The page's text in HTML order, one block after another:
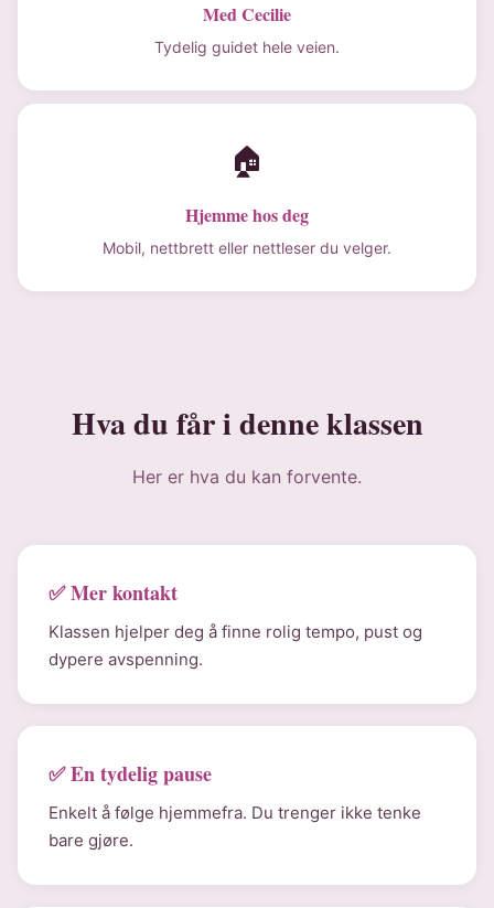
Med Cecilie
Tydelig guidet hele veien.
🏠
Hjemme hos deg
Mobil, nettbrett eller nettleser du velger.
Hva du får i denne klassen
Her er hva du kan forvente.
✅ Mer kontakt
Klassen hjelper deg å finne rolig tempo, pust og
dypere avspenning.
✅ En tydelig pause
Enkelt å følge hjemmefra. Du trenger ikke tenke
bare gjøre.